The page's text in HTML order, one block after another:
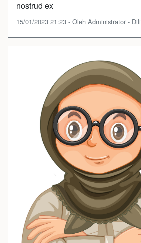
nostrud ex
15/01/2023 21:23 - Oleh Administrator -